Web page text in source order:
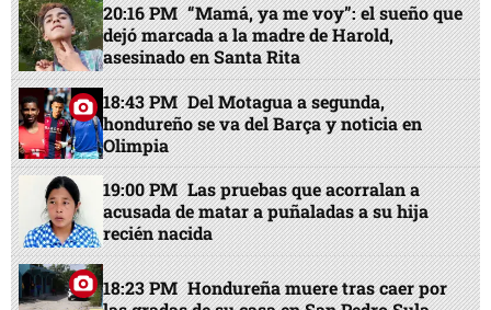
20:16 PM “Mamá, ya me voy”: el sueño que
dejó marcada a la madre de Harold,
asesinado en Santa Rita
18:43 PM Del Motagua a segunda,
hondureño se va del Barça y noticia en
Olimpia
19:00 PM Las pruebas que acorralan a
acusada de matar a puñaladas a su hija
recién nacida
18:23 PM Hondureña muere tras caer por